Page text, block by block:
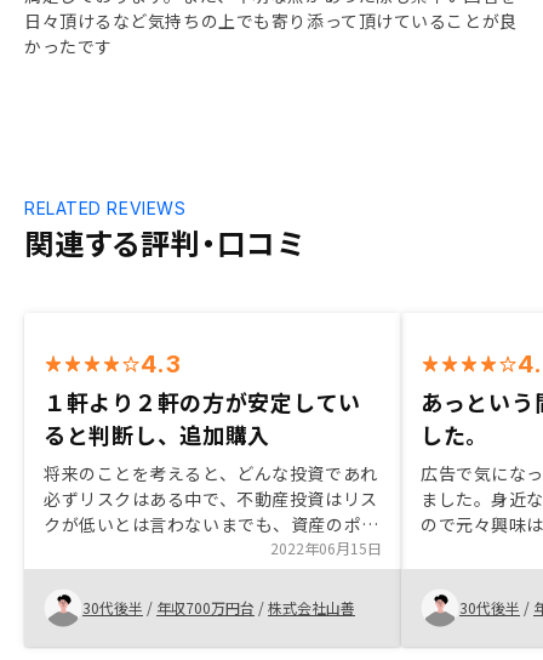
日々頂けるなど気持ちの上でも寄り添って頂けていることが良
かったです
関連する評判・口コミ
RELATED REVIEWS
4.3
１軒より２軒の方が安定してい
ると判断し、追加購入
将来のことを考えると、どんな投資であれ
必ずリスクはある中で、不動産投資はリス
クが低いとは言わないまでも、資産のポー
トフォリオを構築する要素としては必要不
可欠であると判断し、購入に至りました。
絶対という物件はないと思うので、どこを
重視するかが重要だと思います。
2022年06月15日
30代後半 / 年収700万円台 /株式会社山善
あっとい
した。
広告で気にな
ました。身近
ので元々興味
円安やインフ
多々あったの
決めました。
30代後半 /